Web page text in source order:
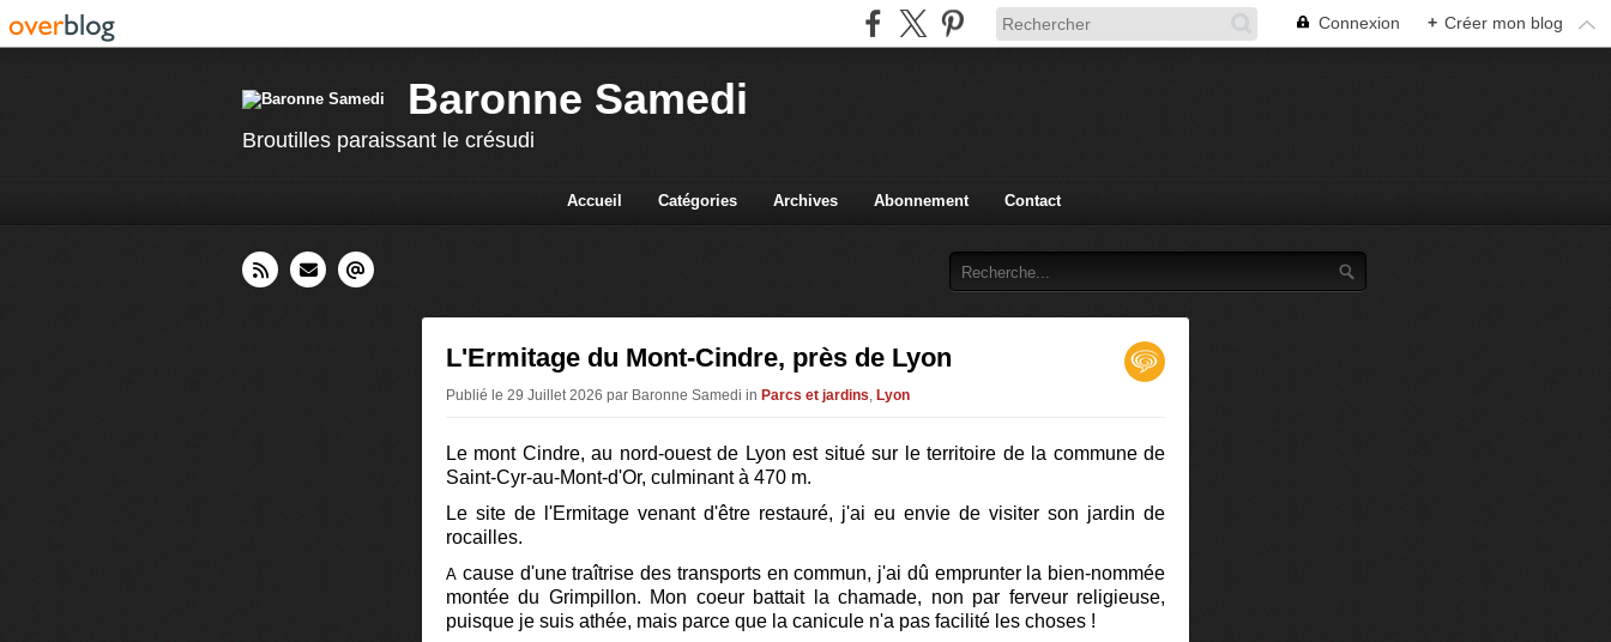
Connexion + Créer mon blog
Baronne Samedi
Broutilles paraissant le crésudi
Accueil Catégories Archives Abonnement Contact
L'Ermitage du Mont-Cindre, près de Lyon
Publié le 29 Juillet 2026 par Baronne Samedi in Parcs et jardins, Lyon
Le mont Cindre, au nord-ouest de Lyon est situé sur le territoire de la commune de
Saint-Cyr-au-Mont-d'Or, culminant à 470 m.
Le site de l'Ermitage venant d'être restauré, j'ai eu envie de visiter son jardin de
rocailles.
A cause d'une traîtrise des transports en commun, j'ai dû emprunter la bien-nommée
montée du Grimpillon. Mon coeur battait la chamade, non par ferveur religieuse,
puisque je suis athée, mais parce que la canicule n'a pas facilité les choses !